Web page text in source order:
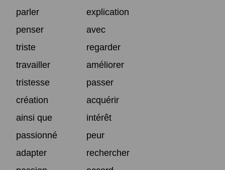
parler
explication
penser
avec
triste
regarder
travailler
améliorer
tristesse
passer
création
acquérir
ainsi que
intérêt
passionné
peur
adapter
rechercher